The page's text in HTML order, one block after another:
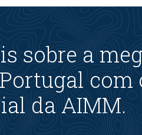
sobre a
com
da AIMM.